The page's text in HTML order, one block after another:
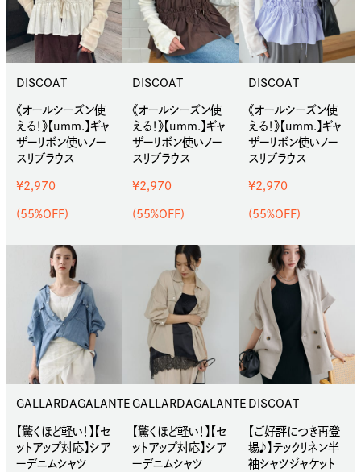
DISCOAT
《オールシーズン使
える！》【umm.】ギャ
ザーリボン使いノー
スリブラウス
¥2,970
(55%OFF)
DISCOAT
《オールシーズン使
える！》【umm.】ギャ
ザーリボン使いノー
スリブラウス
¥2,970
(55%OFF)
DISCOAT
《オールシーズン使
える！》【umm.】ギャ
ザーリボン使いノー
スリブラウス
¥2,970
(55%OFF)
GALLARDAGALANTE
【驚くほど軽い！】【セ
ットアップ対応】シア
ーデニムシャツ
GALLARDAGALANTE
【驚くほど軽い！】【セ
ットアップ対応】シア
ーデニムシャツ
DISCOAT
【ご好評につき再登
場♪】テックリネン半
袖シャツジャケット